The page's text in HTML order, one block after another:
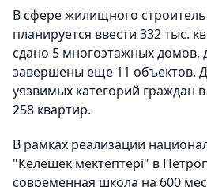
В сфере жилищного
планируется ввести 332 тыс.
сдано 5 многоэтажных домов,
завершены еще 11 объектов.
уязвимых категорий граждан в
258 квартир.
В рамках реализации
"Келешек мектептері" в
современная школа на 600